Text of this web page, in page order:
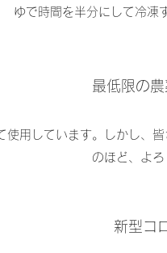
ゆで時間を半分にして冷凍
最低限の
使用しています。しかし、
のほど、よ
新型コ